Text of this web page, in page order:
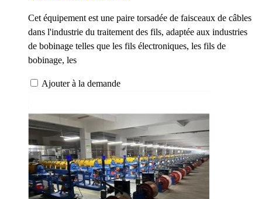
Cet équipement est une paire torsadée de faisceaux de câbles
dans l'industrie du traitement des fils, adaptée aux industries
de bobinage telles que les fils électroniques, les fils de
bobinage, les
Ajouter à la demande